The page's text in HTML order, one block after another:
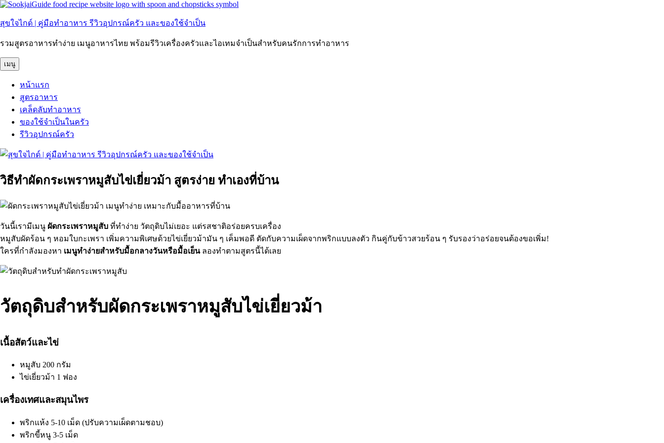
ข้าม
ยัง
บทความ
สุขใจไกด์ | คู่มือทำอาหาร รีวิวอุปกรณ์ครัว และของใช้จำเป็น
รวมสูตรอาหารทำง่าย เมนูอาหารไทย พร้อมรีวิวเครื่องครัวและไอเทมจำเป็นสำหรับคนรักการทำอาหาร
เมนู
หน้าแรก
สูตรอาหาร
เคล็ดลับทำอาหาร
ของใช้จำเป็นในครัว
รีวิวอุปกรณ์ครัว
วิธีทําผัดกระเพราหมูสับไข่เยี่ยวม้า สูตรง่าย ทำเองที่บ้าน
วันนี้เรามีเมนู ผัดกระเพราหมูสับ ที่ทำง่าย วัตถุดิบไม่เยอะ แต่รสชาติอร่อยครบเครื่อง
หมูสับผัดร้อน ๆ หอมใบกะเพรา เพิ่มความพิเศษด้วยไข่เยี่ยวม้ามัน ๆ เค็มพอดี ตัดกับความเผ็ดจากพริกแบบลงตัว กินคู่กับข้าวสวยร้อน ๆ รับรองว่าอร่อยจนต้องขอเพิ่ม!
ใครที่กำลังมองหา เมนูทำง่ายสำหรับมื้อกลางวันหรือมื้อเย็นลองทำตามสูตรนี้ได้เลย
วัตถุดิบสำหรับผัดกระเพราหมูสับไข่เยี่ยวม้า
เนื้อสัตว์และไข่
หมูสับ 200 กรัม
ไข่เยี่ยวม้า 1 ฟอง
เครื่องเทศและสมุนไพร
พริกแห้ง 5-10 เม็ด (ปรับความเผ็ดตามชอบ)
พริกขี้หนู 3-5 เม็ด